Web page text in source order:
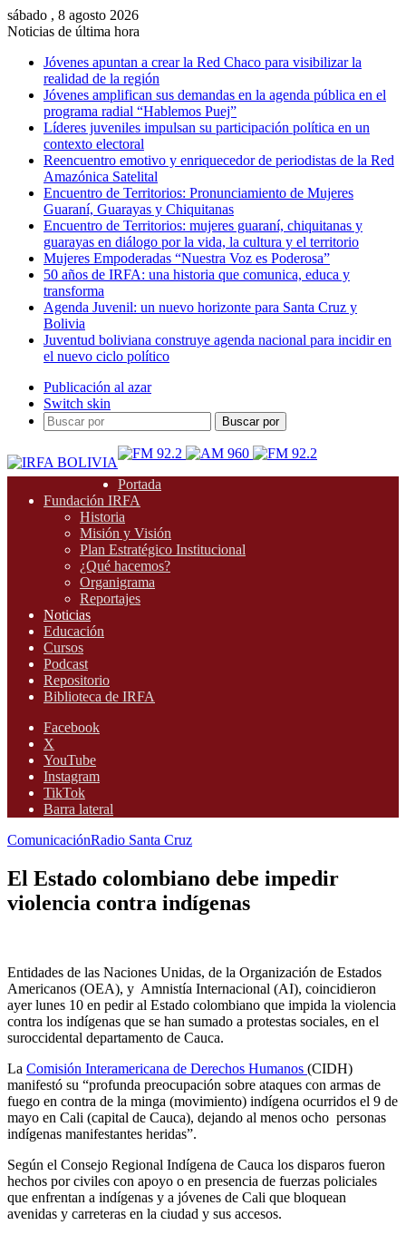
sábado , 8 agosto 2026
Noticias de última hora
Jóvenes apuntan a crear la Red Chaco para visibilizar la
realidad de la región
Jóvenes amplifican sus demandas en la agenda pública en el
programa radial “Hablemos Puej”
Líderes juveniles impulsan su participación política en un
contexto electoral
Reencuentro emotivo y enriquecedor de periodistas de la Red
Amazónica Satelital
Encuentro de Territorios: Pronunciamiento de Mujeres
Guaraní, Guarayas y Chiquitanas
Encuentro de Territorios: mujeres guaraní, chiquitanas y
guarayas en diálogo por la vida, la cultura y el territorio
Mujeres Empoderadas “Nuestra Voz es Poderosa”
50 años de IRFA: una historia que comunica, educa y
transforma
Agenda Juvenil: un nuevo horizonte para Santa Cruz y
Bolivia
Juventud boliviana construye agenda nacional para incidir en
el nuevo ciclo político
Publicación al azar
Switch skin
Buscar por
Portada
Fundación IRFA
Historia
Misión y Visión
Plan Estratégico Institucional
¿Qué hacemos?
Organigrama
Reportajes
Noticias
Educación
Cursos
Podcast
Repositorio
Biblioteca de IRFA
Facebook
X
YouTube
Instagram
TikTok
Barra lateral
ComunicaciónRadio Santa Cruz
El Estado colombiano debe impedir
violencia contra indígenas
Entidades de las Naciones Unidas, de la Organización de Estados
Americanos (OEA), y Amnistía Internacional (AI), coincidieron
ayer lunes 10 en pedir al Estado colombiano que impida la violencia
contra los indígenas que se han sumado a protestas sociales, en el
suroccidental departamento de Cauca.
La Comisión Interamericana de Derechos Humanos (CIDH)
manifestó su “profunda preocupación sobre ataques con armas de
fuego en contra de la minga (movimiento) indígena ocurridos el 9 de
mayo en Cali (capital de Cauca), dejando al menos ocho personas
indígenas manifestantes heridas”.
Según el Consejo Regional Indígena de Cauca los disparos fueron
hechos por civiles con apoyo o en presencia de fuerzas policiales
que enfrentan a indígenas y a jóvenes de Cali que bloquean
avenidas y carreteras en la ciudad y sus accesos.